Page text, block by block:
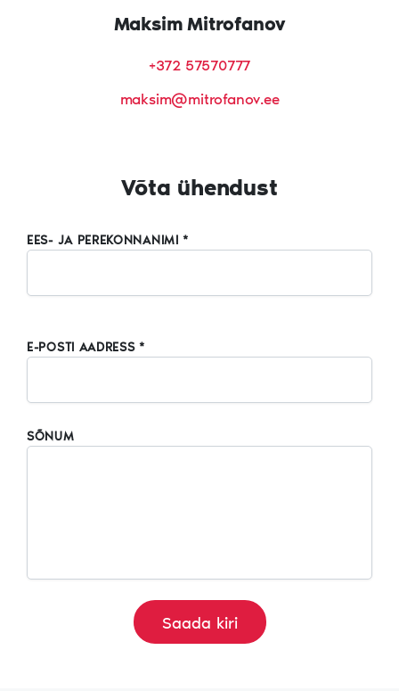
Maksim Mitrofanov
+372 57570777
maksim@mitrofanov.ee
Võta ühendust
EES- JA PEREKONNANIMI *
E-POSTI AADRESS *
SÕNUM